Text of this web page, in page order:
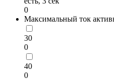
0
Максимальный ток
30
0
40
0